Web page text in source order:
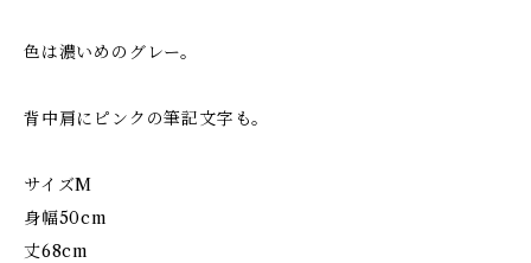
色は濃いめのグレー。
背中肩にピンクの筆記文字も。
サイズM
身幅50cm
丈68cm